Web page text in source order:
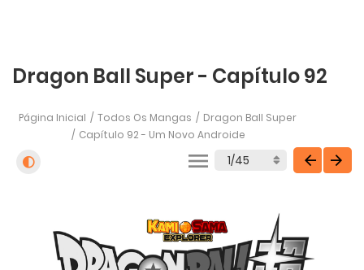
Dragon Ball Super - Capítulo 92
Página Inicial Todos Os Mangas
Dragon Ball Super
Capítulo 92 - Um Novo Androide